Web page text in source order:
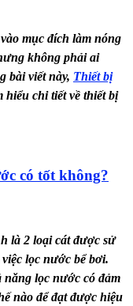
mục đích làm nóng
không phải ai
bài viết này, Thiết bị
hiểu chi tiết về thiết bị
có tốt không?
là 2 loại cát được sử
lọc nước bể bơi.
năng lọc nước có đảm
nào để đạt được hiệu